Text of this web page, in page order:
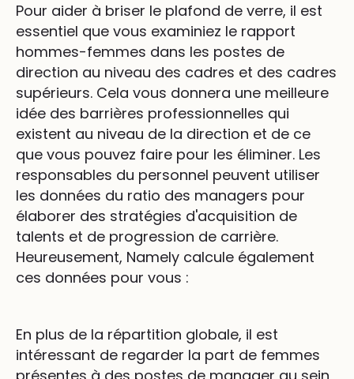
Pour aider à briser le plafond de verre, il est
essentiel que vous examiniez le rapport
hommes-femmes dans les postes de
direction au niveau des cadres et des cadres
supérieurs. Cela vous donnera une meilleure
idée des barrières professionnelles qui
existent au niveau de la direction et de ce
que vous pouvez faire pour les éliminer. Les
responsables du personnel peuvent utiliser
les données du ratio des managers pour
élaborer des stratégies d'acquisition de
talents et de progression de carrière.
Heureusement, Namely calcule également
ces données pour vous :
En plus de la répartition globale, il est
intéressant de regarder la part de femmes